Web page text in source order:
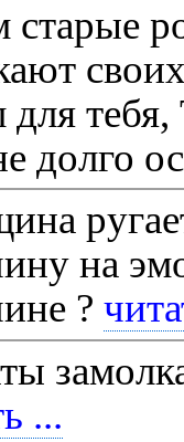
старые
для
долго
на
?
...